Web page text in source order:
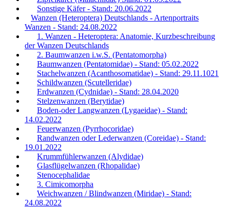
Sonstige Käfer - Stand: 20.06.2022
Wanzen (Heteroptera) Deutschlands - Artenportraits
Wanzen - Stand: 24.08.2022
1. Wanzen - Heteroptera: Anatomie, Kurzbeschreibung
der Wanzen Deutschlands
2. Baumwanzen i.w.S. (Pentatomorpha)
Baumwanzen (Pentatomidae) - Stand: 05.02.2022
Stachelwanzen (Acanthosomatidae) - Stand: 29.11.1021
Schildwanzen (Scutelleridae)
Erdwanzen (Cydnidae) - Stand: 28.04.2020
Stelzenwanzen (Berytidae)
Boden-oder Langwanzen (Lygaeidae) - Stand:
14.02.2022
Feuerwanzen (Pyrrhocoridae)
Randwanzen oder Lederwanzen (Coreidae) - Stand:
19.01.2022
Krummfühlerwanzen (Alydidae)
Glasflügelwanzen (Rhopalidae)
Stenocephalidae
3. Cimicomorpha
Weichwanzen / Blindwanzen (Miridae) - Stand:
24.08.2022